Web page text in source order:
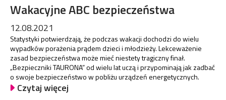
Wakacyjne ABC bezpieczeństwa
12.08.2021
Statystyki potwierdzają, że podczas wakacji dochodzi do wielu
wypadków porażenia prądem dzieci i młodzieży. Lekceważenie
zasad bezpieczeństwa może mieć niestety tragiczny finał.
„Bezpieczniki TAURONA” od wielu lat uczą i przypominają jak zadbać
o swoje bezpieczeństwo w pobliżu urządzeń energetycznych.
Czytaj więcej